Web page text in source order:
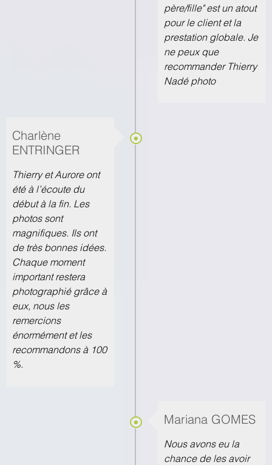
père/fille" est un atout
pour le client et la
prestation globale. Je
ne peux que
recommander Thierry
Nadé photo
Charlène
ENTRINGER
Thierry et Aurore ont
été à l’écoute du
début à la fin. Les
photos sont
magnifiques. Ils ont
de très bonnes idées.
Chaque moment
important restera
photographié grâce à
eux, nous les
remercions
énormément et les
recommandons à 100
%.
Mariana GOMES
Nous avons eu la
chance de les avoir